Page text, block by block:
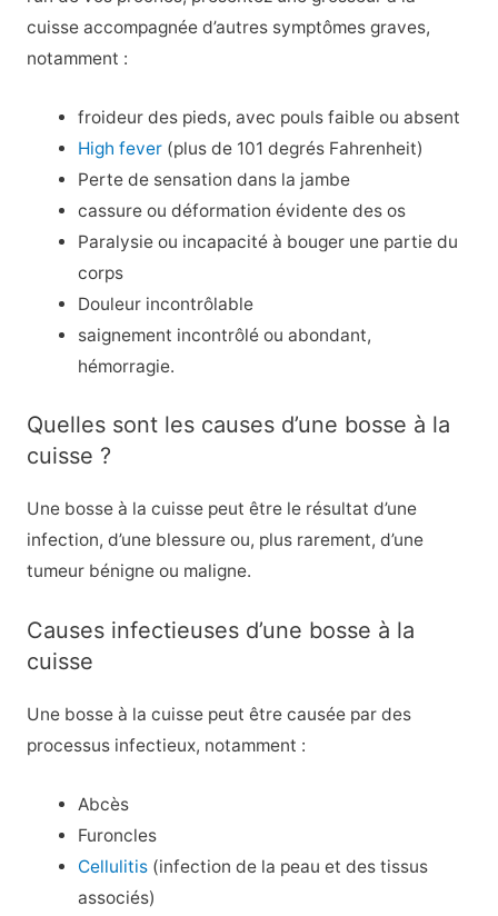
cuisse accompagnée d’autres symptômes graves,
notamment :
froideur des pieds, avec pouls faible ou absent
High fever (plus de 101 degrés Fahrenheit)
Perte de sensation dans la jambe
cassure ou déformation évidente des os
Paralysie ou incapacité à bouger une partie du
corps
Douleur incontrôlable
saignement incontrôlé ou abondant,
hémorragie.
Quelles sont les causes d’une bosse à la
cuisse ?
Une bosse à la cuisse peut être le résultat d’une
infection, d’une blessure ou, plus rarement, d’une
tumeur bénigne ou maligne.
Causes infectieuses d’une bosse à la
cuisse
Une bosse à la cuisse peut être causée par des
processus infectieux, notamment :
Abcès
Furoncles
Cellulitis (infection de la peau et des tissus
associés)